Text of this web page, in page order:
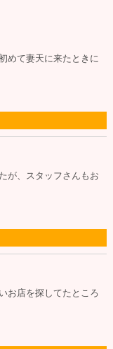
めて妻天に来たときに
が、スタッフさんもお
お店を探してたところ